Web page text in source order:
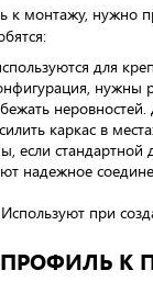
к монтажу, нужно
для
нужны
каркас в
если стандартной
надежное
при
К